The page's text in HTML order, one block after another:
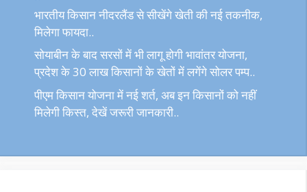
भारतीय किसान नीदरलैंड से सीखेंगे खेती की नई तकनीक,
मिलेगा फायदा..
सोयाबीन के बाद सरसों में भी लागू होगी भावांतर योजना,
प्रदेश के 30 लाख किसानों के खेतों में लगेंगे सोलर पम्प..
पीएम किसान योजना में नई शर्त, अब इन किसानों को नहीं
मिलेगी किस्त, देखें जरूरी जानकारी..